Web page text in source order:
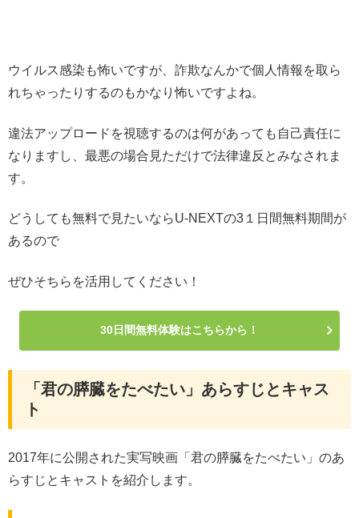
ウイルス感染も怖いですが、詐欺なんかで個人情報を取ら
れちゃったりするのもかなり怖いですよね。
違法アップロードを視聴するのは何があっても自己責任に
なりますし、最悪の場合見ただけで法律違反とみなされま
す。
どうしても無料で見たいならU-NEXTの3１日間無料期間が
あるので
ぜひそちらを活用してください！
30日間無料体験はこちらから！
「君の膵臓をたべたい」あらすじとキャス
ト
2017年に公開された実写映画「君の膵臓をたべたい」のあ
らすじとキャストを紹介します。